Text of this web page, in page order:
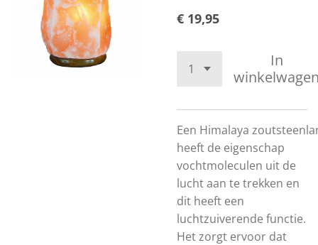
€ 19,95
In
Een Himalaya
heeft de eigenschap
vochtmoleculen uit de
lucht aan te trekken en
dit heeft een
luchtzuiverende functie.
Het zorgt ervoor dat